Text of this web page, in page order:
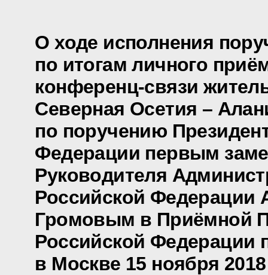
О ходе исполнения
по итогам личного
конференц-связи
Северная Осетия –
по поручению
Федерации первым
Руководителя
Российской Федерации
Громовым в Приёмной
Российской Федерации
в Москве 15 ноября